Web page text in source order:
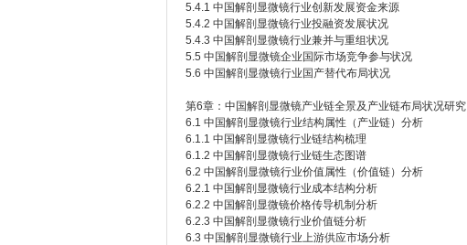
5.4.1 中国解剖显微镜行业创新发展资金来源
5.4.2 中国解剖显微镜行业投融资发展状况
5.4.3 中国解剖显微镜行业兼并与重组状况
5.5 中国解剖显微镜企业国际市场竞争参与状况
5.6 中国解剖显微镜行业国产替代布局状况
第6章：中国解剖显微镜产业链全景及产业链布局状况研究
6.1 中国解剖显微镜行业结构属性（产业链）分析
6.1.1 中国解剖显微镜行业链结构梳理
6.1.2 中国解剖显微镜行业链生态图谱
6.2 中国解剖显微镜行业价值属性（价值链）分析
6.2.1 中国解剖显微镜行业成本结构分析
6.2.2 中国解剖显微镜价格传导机制分析
6.2.3 中国解剖显微镜行业价值链分析
6.3 中国解剖显微镜行业上游供应市场分析